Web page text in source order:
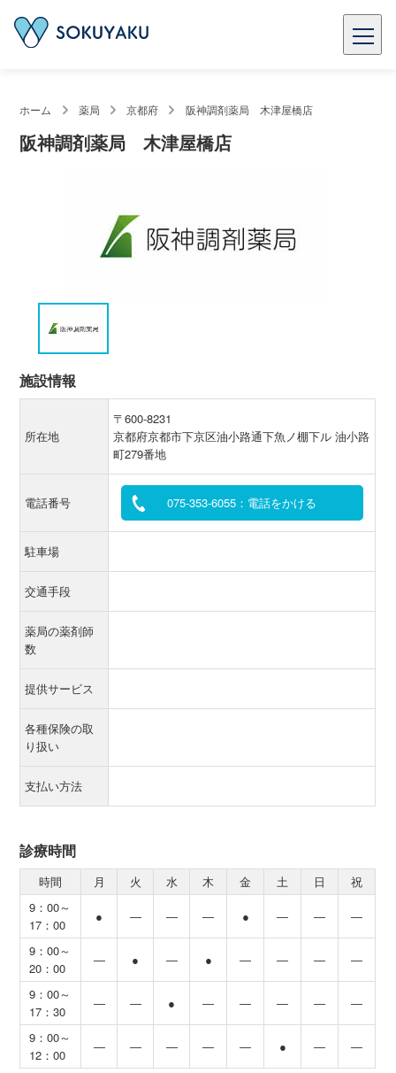
ホーム 薬局 京都府 阪神調剤薬局 木津屋橋店
阪神調剤薬局 木津屋橋店
施設情報
所在地
〒600-8231
京都府京都市下京区油小路通下魚ノ棚下ル 油小路
町279番地
電話番号 075-353-6055：電話をかける
駐車場
交通手段
薬局の薬剤師
数
提供サービス
各種保険の取
り扱い
支払い方法
診療時間
時間 月 火 水 木 金 土 日
祝
9：00～
17：00
● ― ― ― ● ― ― ―
9：00～
20：00
― ● ― ● ― ― ― ―
9：00～
17：30
― ― ● ― ― ― ― ―
9：00～
12：00
― ― ― ― ― ● ― ―